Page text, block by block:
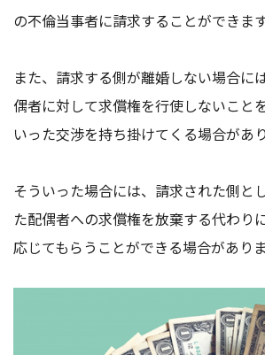
の不倫当事者に請求することができます
また、請求する側が離婚しない場合に
偶者に対して求償権を行使しないこと
いった交渉を持ち掛けてくる場合があり
そういった場合には、請求された側と
た配偶者への求償権を放棄する代わり
応じてもらうことができる場合がありま